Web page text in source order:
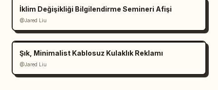
İklim Değişikliği Bilgilendirme Semineri Afişi
@Jared Liu
Şık, Minimalist Kablosuz Kulaklık Reklamı
@Jared Liu